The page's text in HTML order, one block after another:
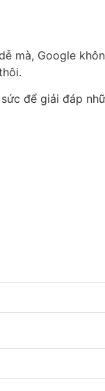
mà, Google
để giải đáp